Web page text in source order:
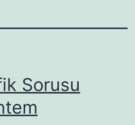
Sorusu